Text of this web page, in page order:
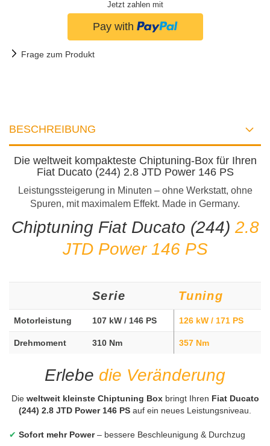
Jetzt zahlen mit
Frage zum Produkt
BESCHREIBUNG
Die weltweit kompakteste Chiptuning-Box für Ihren
Fiat Ducato (244) 2.8 JTD Power 146 PS
Leistungssteigerung in Minuten – ohne Werkstatt, ohne
Spuren, mit maximalem Effekt. Made in Germany.
Chiptuning Fiat Ducato (244) 2.8
JTD Power 146 PS
Serie Tuning
Motorleistung 107 kW / 146 PS 126 kW / 171 PS
Drehmoment 310 Nm 357 Nm
Erlebe die Veränderung
Die weltweit kleinste Chiptuning Boxbringt Ihren Fiat Ducato
(244) 2.8 JTD Power 146 PS auf ein neues Leistungsniveau.
✔ Sofort mehr Power– bessere Beschleunigung & Durchzug